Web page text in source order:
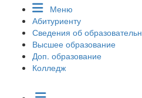
Меню
Абитуриенту
Сведения об
Высшее образование
Доп. образование
Колледж